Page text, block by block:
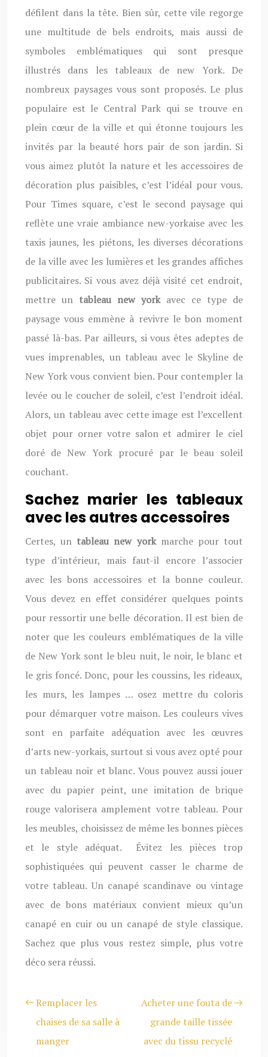
défilent dans la tête. Bien sûr, cette vile regorge
une multitude de bels endroits, mais aussi de
symboles emblématiques qui sont presque
illustrés dans les tableaux de new York. De
nombreux paysages vous sont proposés. Le plus
populaire est le Central Park qui se trouve en
plein cœur de la ville et qui étonne toujours les
invités par la beauté hors pair de son jardin. Si
vous aimez plutôt la nature et les accessoires de
décoration plus paisibles, c’est l’idéal pour vous.
Pour Times square, c’est le second paysage qui
reflète une vraie ambiance new-yorkaise avec les
taxis jaunes, les piétons, les diverses décorations
de la ville avec les lumières et les grandes affiches
publicitaires. Si vous avez déjà visité cet endroit,
mettre un tableau new yorkavec ce type de
paysage vous emmène à revivre le bon moment
passé là-bas. Par ailleurs, si vous êtes adeptes de
vues imprenables, un tableau avec le Skyline de
New York vous convient bien. Pour contempler la
levée ou le coucher de soleil, c’est l’endroit idéal.
Alors, un tableau avec cette image est l’excellent
objet pour orner votre salon et admirer le ciel
doré de New York procuré par le beau soleil
couchant.
Sachez marier les tableaux
avec les autres accessoires
Certes, untableau new yorkmarche pour tout
type d’intérieur, mais faut-il encore l’associer
avec les bons accessoires et la bonne couleur.
Vous devez en effet considérer quelques points
pour ressortir une belle décoration. Il est bien de
noter que les couleurs emblématiques de la ville
de New York sont le bleu nuit, le noir, le blanc et
le gris foncé. Donc, pour les coussins, les rideaux,
les murs, les lampes … osez mettre du coloris
pour démarquer votre maison. Les couleurs vives
sont en parfaite adéquation avec les œuvres
d’arts new-yorkais, surtout si vous avez opté pour
un tableau noir et blanc. Vous pouvez aussi jouer
avec du papier peint, une imitation de brique
rouge valorisera amplement votre tableau. Pour
les meubles, choisissez de même les bonnes pièces
et le style adéquat. Évitez les pièces trop
sophistiquées qui peuvent casser le charme de
votre tableau. Un canapé scandinave ou vintage
avec de bons matériaux convient mieux qu’un
canapé en cuir ou un canapé de style classique.
Sachez que plus vous restez simple, plus votre
déco sera réussi.
Remplacer les
chaises de sa salle à
manger
Acheter une fouta de
grande taille tissée
avec du tissu recyclé